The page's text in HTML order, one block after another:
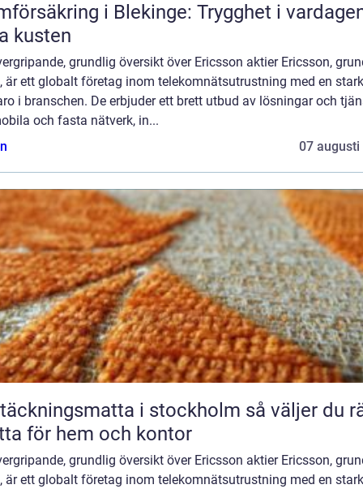
i Blekinge: Trygghet i
kusten
grundlig översikt över Ericsson aktier Ericsson,
är ett globalt företag inom telekomnätsutrustning med en stark
i branschen. De erbjuder ett brett utbud av lösningar och
och fasta nätverk, in...
07 augusti
i stockholm så väljer du rätt
för hem och kontor
grundlig översikt över Ericsson aktier Ericsson,
är ett globalt företag inom telekomnätsutrustning med en stark